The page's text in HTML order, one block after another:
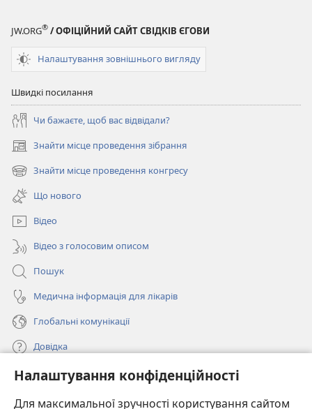
Налаштування конфіденційності
Для максимальної зручності користування сайтом
JW.ORG® / ОФІЦІЙНИЙ САЙТ СВІДКІВ ЄГОВИ
Налаштування зовнішнього вигляду
Швидкі посилання
Чи бажаєте, щоб вас відвідали?
Знайти місце проведення зібрання
(відкривається
у
новому
вікні)
Знайти місце проведення конгресу
(відкривається
новому
вікні)
Що нового
Відео
Відео з голосовим описом
Пошук
Медична інформація для лікарів
Глобальні комунікації
Довідка
Пожертви
(відкривається
у